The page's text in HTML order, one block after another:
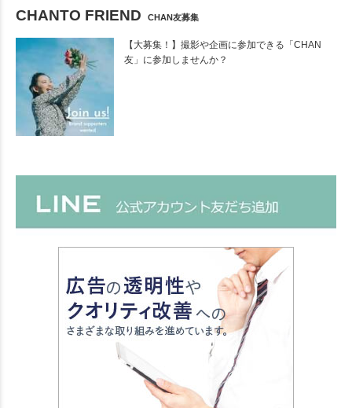
CHANTO FRIEND CHAN友募集
【大募集！】撮影や企画に参加できる「CHAN
友」に参加しませんか？